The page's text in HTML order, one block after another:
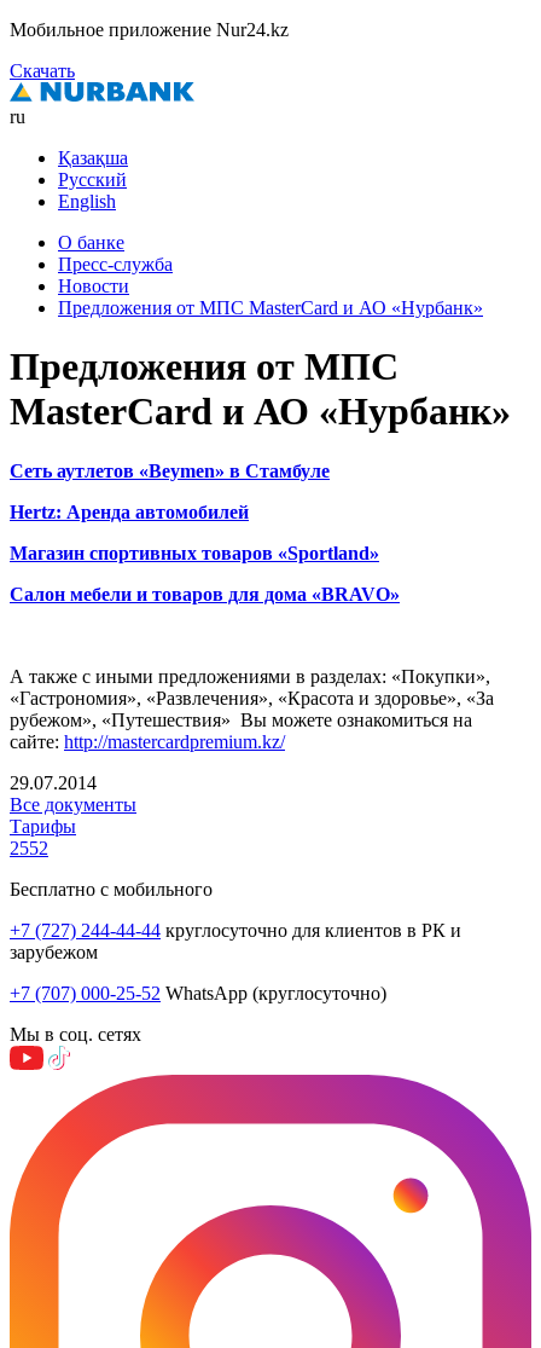
Мобильное приложение Nur24.kz
Скачать
ru
Қазақша
Русский
English
О банке
Пресс-служба
Новости
Предложения от МПС MasterCard и АО «Нурбанк»
Предложения от МПС
MasterCard и АО «Нурбанк»
Сеть аутлетов «Beymen» в Стамбуле
Hertz: Аренда автомобилей
Магазин спортивных товаров «Sportland»
Салон мебели и товаров для дома «BRAVO»
А также с иными предложениями в разделах: «Покупки»,
«Гастрономия», «Развлечения», «Красота и здоровье», «За
рубежом», «Путешествия» Вы можете ознакомиться на
сайте: http://mastercardpremium.kz/
29.07.2014
Все документы
Тарифы
2552
Бесплатно с мобильного
+7 (727) 244-44-44 круглосуточно для клиентов в РК и
зарубежом
+7 (707) 000-25-52 WhatsApp (круглосуточно)
Мы в соц. сетях